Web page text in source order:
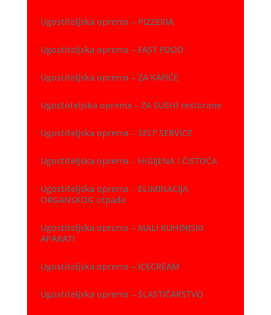
Ugostiteljska oprema – PIZZERIA
Ugostiteljska oprema – FAST FOOD
Ugostiteljska oprema – ZA KAFIĆE
Ugostoteljska oprema – ZA SUSHI restorane
Ugostiteljska oprema – SELF SERVICE
Ugostiteljska oprema – HIGIJENA i ČISTOĆA
Ugostiteljska oprema – ELIMINACIJA
ORGANSKOG otpada
Ugostiteljska oprema – MALI KUHINJSKI
APARATI
Ugostiteljska oprema – ICECREAM
Ugostiteljska oprema – SLASTIČARSTVO